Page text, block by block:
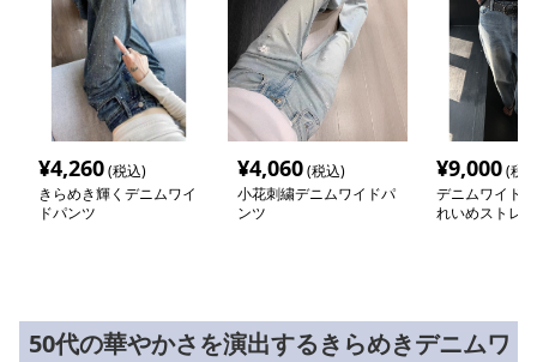
¥4,260(税込)
きらめき輝くデニムワイ
ドパンツ
¥4,060(税込)
小花刺繍デニムワイドパ
ンツ
¥9,000(税
デニムワイド
れいめストレ
50代の華やかさを演出するきらめきデニムワ